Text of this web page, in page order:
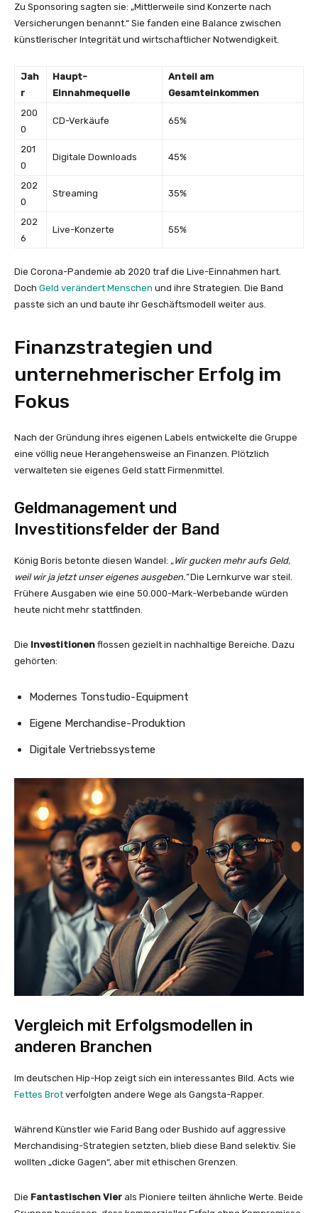
Zu Sponsoring sagten sie: „Mittlerweile sind Konzerte nach
Versicherungen benannt.“ Sie fanden eine Balance zwischen
künstlerischer Integrität und wirtschaftlicher Notwendigkeit.
Jah
r
Haupt-
Einnahmequelle
Anteil am
Gesamteinkommen
200
0
CD-Verkäufe 65%
201
0
Digitale Downloads 45%
202
0
Streaming 35%
202
6
Live-Konzerte 55%
Die Corona-Pandemie ab 2020 traf die Live-Einnahmen hart.
Doch Geld verändert Menschen und ihre Strategien. Die Band
passte sich an und baute ihr Geschäftsmodell weiter aus.
Finanzstrategien und
unternehmerischer Erfolg im
Fokus
Nach der Gründung ihres eigenen Labels entwickelte die Gruppe
eine völlig neue Herangehensweise an Finanzen. Plötzlich
verwalteten sie eigenes Geld statt Firmenmittel.
Geldmanagement und
Investitionsfelder der Band
König Boris betonte diesen Wandel: „Wir gucken mehr aufs Geld,
weil wir ja jetzt unser eigenes ausgeben.“Die Lernkurve war steil.
Frühere Ausgaben wie eine 50.000-Mark-Werbebande würden
heute nicht mehr stattfinden.
Die Investitionen flossen gezielt in nachhaltige Bereiche. Dazu
gehörten:
Modernes Tonstudio-Equipment
Eigene Merchandise-Produktion
Digitale Vertriebssysteme
Vergleich mit Erfolgsmodellen in
anderen Branchen
Im deutschen Hip-Hop zeigt sich ein interessantes Bild. Acts wie
Fettes Brot verfolgten andere Wege als Gangsta-Rapper.
Während Künstler wie Farid Bang oder Bushido auf aggressive
Merchandising-Strategien setzten, blieb diese Band selektiv. Sie
wollten „dicke Gagen“, aber mit ethischen Grenzen.
Die Fantastischen Vier als Pioniere teilten ähnliche Werte. Beide